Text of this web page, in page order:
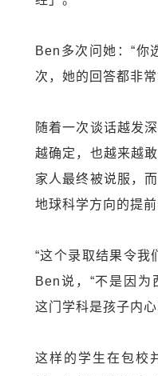
Ben 多次问她：“你
次，她的回答都非常
随着一次谈话越发
越确定，也越来越
家人最终被说服，
地球科学方向的提前
“这个录取结果令我
Ben说，“不是因为
这门学科是孩子内
这样的学生在包校